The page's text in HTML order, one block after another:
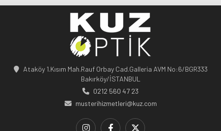
Ataköy 1.Kısım Mah.Rauf Orbay Cad.Galleria AVM No:6/BGR333
Bakırköy/İSTANBUL
0212 560 47 23
musterihizmetleri@kuz.com